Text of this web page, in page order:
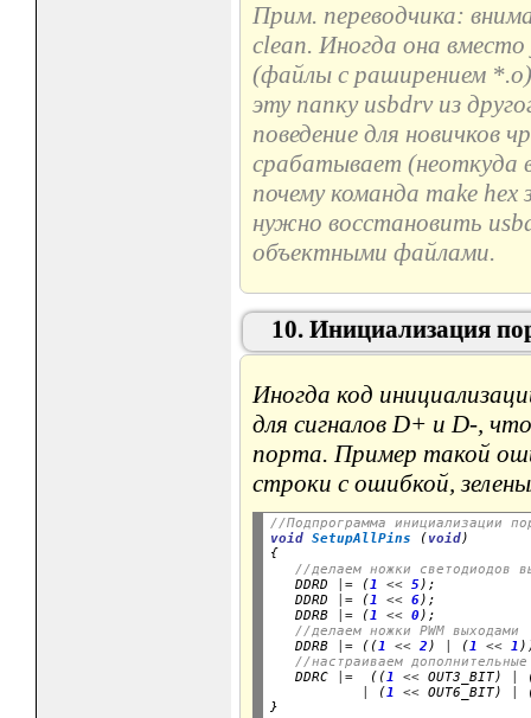
Прим. переводчика:
clean. Иногда она
(файлы с раширением
эту папку usbdrv из
поведение для новичков
срабатывает (неоткуда
почему команда make
нужно восстановить
объектными файлами.
10. Инициализация
Иногда код
для сигналов D+ и D-,
порта. Пример такой
строки с ошибкой,
//Подпрограмма инициализации
void SetupAllPins ( void)
{
//делаем ножки светодиодов
   DDRD
|= (1 << 5
   DDRD
|= (1 << 6
   DDRB
|= (1 << 0
//делаем ножки PWM выходами
   DDRB
|= ((1 << 2) (1 << 1
//настраиваем
   DDRC
|=
  ((
1 << OUT3_BIT)
(1 << OUT6_BIT)
}